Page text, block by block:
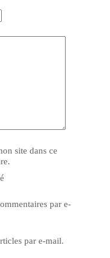
site dans ce
par e-
par e-mail.